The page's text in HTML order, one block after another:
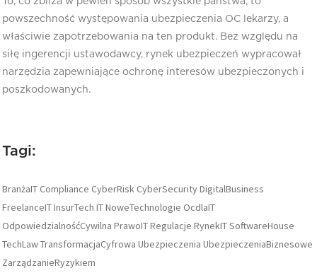
powszechność występowania ubezpieczenia OC lekarzy, a
właściwie zapotrzebowania na ten produkt. Bez względu na
siłę ingerencji ustawodawcy, rynek ubezpieczeń wypracował
narzędzia zapewniające ochronę interesów ubezpieczonych i
poszkodowanych.
Tagi:
BranżaIT Compliance CyberRisk CyberSecurityDigitalBusiness
FreelanceITInsurTech ITNoweTechnologie OcdlaIT
OdpowiedzialnośćCywilna PrawoITRegulacje RynekITSoftwareHouse
TechLawTransformacjaCyfrowa Ubezpieczenia UbezpieczeniaBiznesowe
ZarządzanieRyzykiem